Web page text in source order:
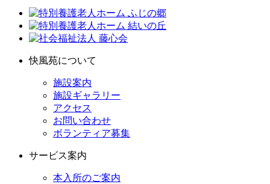
快風苑について
施設案内
施設ギャラリー
アクセス
お問い合わせ
ボランティア募集
サービス案内
本入所のご案内